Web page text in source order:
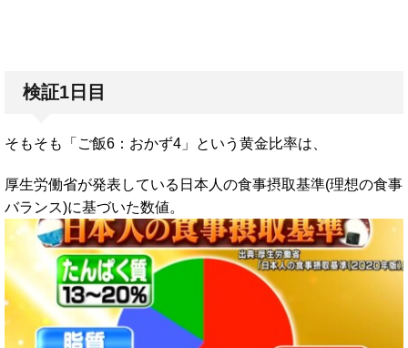
検証1日目
そもそも「ご飯6：おかず4」という黄金比率は、
厚生労働省が発表している日本人の食事摂取基準(理想の食事
バランス)に基づいた数値。